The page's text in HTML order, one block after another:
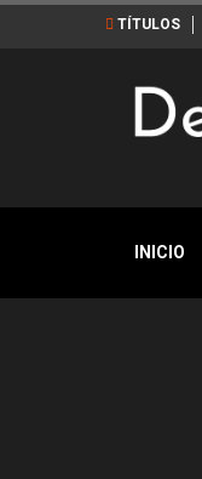
TÍTULOS
INICIO